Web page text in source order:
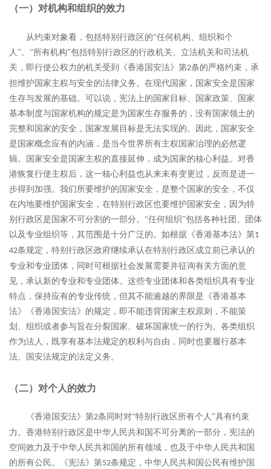
（一）对机构和组织的效力
从约束对象看，包括特别行政区的“任何机构、组织和个
人”。“所有机构”包括特别行政区的行政机关、立法机关和司法机
关，即行使公权力的机关受到《香港国安法》第2条的严格约束，承
担维护国家主权与安全的法律义务。在现代国家，国家安全是国家
生存与发展的基础。可以说，宪法上的国家目标、国家政策、国家
基本制度与国家机构的规定是为国家生存服务的，没有国家领土的
完整和国家的安全，国家发展目标是无法实现的。因此，国家安全
是国家概念应有的内涵，是当今世界所有主权国家治理的必然逻
辑。国家安全是国家主权的直接延伸，成为国家的核心利益。对香
港恢复行使主权后，这一核心利益也从来未有变更过，反而是进一
步得到加强。我们所要维护的国家安全，是整个国家的安全，不仅
在内地要维护国家安全，在特别行政区也要维护国家安全，因为特
别行政区是国家不可分割的一部分。“任何组织”包括各种社团、团体
以及专业组织等，其范围是十分广泛的。如根据《香港基本法》第1
42条规定，特别行政区政府继续承认在特别行政区成立前已承认的
专业和专业团体，同时可根据社会发展需要并征询有关方面的意
见，承认新的专业和专业团体。这些专业团体和各类组织具有专业
特点，保持应有的专业传统，但其不能逾越的界限是《香港基本
法》《香港国安法》的规定，即不能违背国家主权原则，不能策
划、组织或者参与旨在分裂国家、破坏国家统一的行为。各类组织
作为法人，既享有基本法规定的权利与自由，同时也要履行基本
法、国安法规定的法定义务。
（二）对个人的效力
《香港国安法》第2条同时对“特别行政区所有个人”具有约束
力。香港特别行政区是中华人民共和国不可分离的一部分，宪法的
空间效力及于中华人民共和国的所有领域，也及于中华人民共和国
的所有公民。《宪法》第52条规定，中华人民共和国公民有维护国